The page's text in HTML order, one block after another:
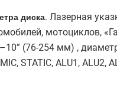
диска. Лазерная
мотоциклов,
(76-254 мм) ,
STATIC, ALU1, ALU2,